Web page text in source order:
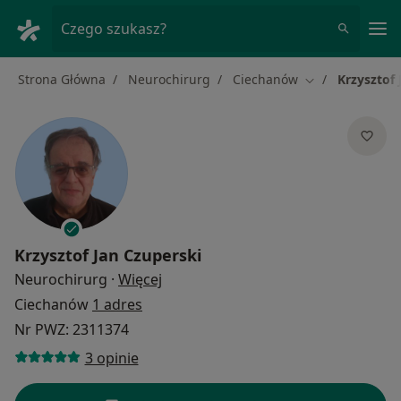
Czego szukasz?
Strona Główna Neurochirurg Ciechanów Zmień miasto
Krzysztof
Krzysztof Jan Czuperski
Neurochirurg · Więcej
Ciechanów 1 adres
Nr PWZ: 2311374
3 opinie